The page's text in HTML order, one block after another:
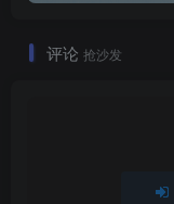
评论 抢沙发